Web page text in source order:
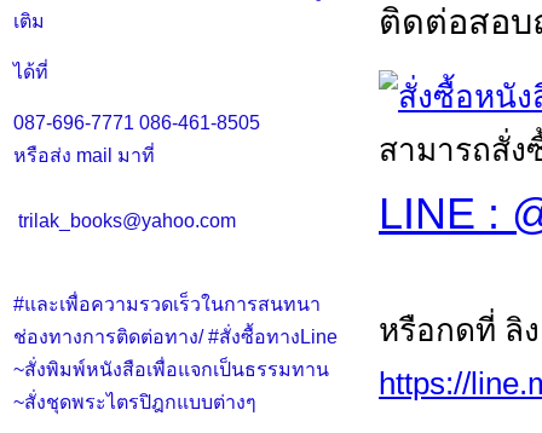
เติม
ได้ที่
087-696-7771 086-461-8505
หรือส่ง mail มาที่
trilak_books@yahoo.com
#และเพื่อความรวดเร็วในการสนทนา
ช่องทางการติดต่อทาง/ #สั่งซื้อทางLine
~สั่งพิมพ์หนังสือเพื่อแจกเป็นธรรมทาน
~สั่งชุดพระไตรปิฎกแบบต่างๆ
ติดต่อสอบ
สามารถสั่ง
LINE :
หรือกดที่ ลิ
https://